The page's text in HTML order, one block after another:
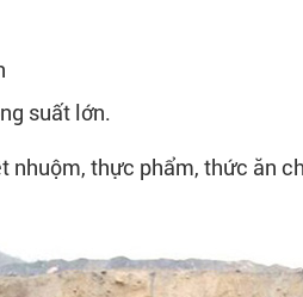
suất lớn.
thực phẩm, thức ăn